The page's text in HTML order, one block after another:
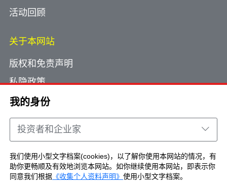
我的身份
投资者和企业家
我们使用小型文字档案(cookies)，以了解你使用本网站的情况，有
助你更畅顺及有效地浏览本网站。如你继续使用本网站，即表示你
同意我们根据 《收集个人资料声明》 使用小型文字档案。
活动回顾
关于本网站
版权和免责声明
私隐政策
使用小型文字档案
网页指南
联络我们
Copyright © Brand Hong Kong. All Rights